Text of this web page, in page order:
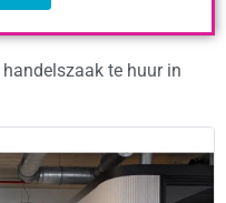
te huur in